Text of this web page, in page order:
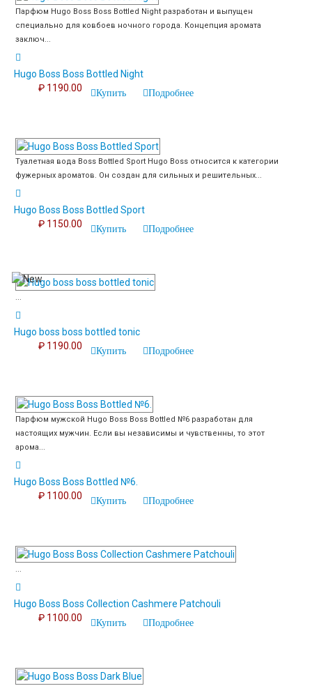
Парфюм Hugo Boss Boss Bottled Night разработан и выпущен
специально для ковбоев ночного города. Концепция аромата
заключ...
Hugo Boss Boss Bottled Night
₽ 1190.00
Купить Подробнее
Туалетная вода Boss Bottled Sport Hugo Boss относится к категории
фужерных ароматов. Он создан для сильных и решительных...
Hugo Boss Boss Bottled Sport
₽ 1150.00
Купить Подробнее
...
Hugo boss boss bottled tonic
₽ 1190.00
Купить Подробнее
Парфюм мужской Hugo Boss Boss Bottled №6 разработан для
настоящих мужчин. Если вы независимы и чувственны, то этот
арома...
Hugo Boss Boss Bottled №6.
₽ 1100.00
Купить Подробнее
...
Hugo Boss Boss Collection Cashmere Patchouli
₽ 1100.00
Купить Подробнее